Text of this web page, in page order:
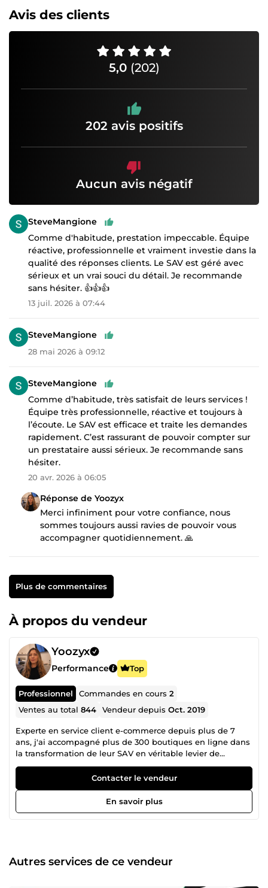
Avis des clients
5,0 (202)
202 avis positifs
Aucun avis négatif
SteveMangione
Comme d'habitude, prestation impeccable. Équipe
réactive, professionnelle et vraiment investie dans la
qualité des réponses clients. Le SAV est géré avec
sérieux et un vrai souci du détail. Je recommande
sans hésiter. 👍👍👍
13 juil. 2026 à 07:44
SteveMangione
28 mai 2026 à 09:12
SteveMangione
Comme d’habitude, très satisfait de leurs services !
Équipe très professionnelle, réactive et toujours à
l’écoute. Le SAV est efficace et traite les demandes
rapidement. C’est rassurant de pouvoir compter sur
un prestataire aussi sérieux. Je recommande sans
hésiter.
20 avr. 2026 à 06:05
Réponse de Yoozyx
Merci infiniment pour votre confiance, nous
sommes toujours aussi ravies de pouvoir vous
accompagner quotidiennement. 🙏
Plus de commentaires
À propos du vendeur
Yoozyx
Performance Top
Professionnel Commandes en cours2
Ventes au total844 Vendeur depuisOct. 2019
Experte en service client e-commerce depuis plus de 7
ans, j'ai accompagné plus de 300 boutiques en ligne dans
la transformation de leur SAV en véritable levier de
croissance. Mon approche ? Faire du service client un
centre de profits -et non plus un centre de coûts- en
combinant savoir-faire opérationnel, technologies,
webmarketing et psychologie client. Résultat pour mes
clients : des taux de satisfaction (CSAT) qui grimpent, des
service client : emails, réseaux sociaux, modération IA Meta
Consulting &amp; audit : structuration, process, KPIs,
Contacter le vendeur
En savoir plus
Autres services de ce vendeur